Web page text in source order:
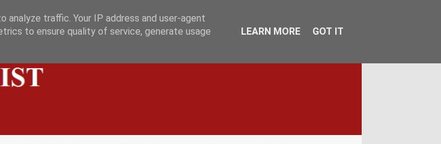
traffic. Your IP address and user-agent
to ensure quality of service, generate usage
LEARN MORE GOT IT